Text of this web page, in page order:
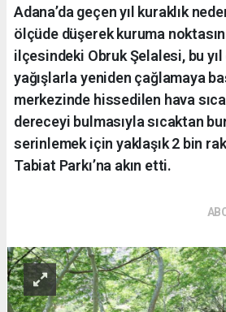
Adana’da geçen yıl kuraklık
ölçüde düşerek kuruma
ilçesindeki Obruk Şelalesi, bu
yağışlarla yeniden çağlamaya
merkezinde hissedilen hava
dereceyi bulmasıyla sıcaktan
serinlemek için yaklaşık 2 bin
Tabiat Parkı’na akın etti.